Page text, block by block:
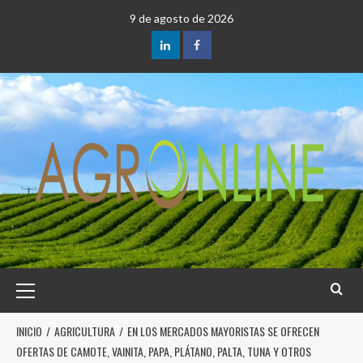
9 de agosto de 2026
INICIO AGRICULTURA
EN LOS MERCADOS MAYORISTAS SE OFRECEN
OFERTAS DE CAMOTE, VAINITA, PAPA, PLÁTANO, PALTA, TUNA Y OTROS